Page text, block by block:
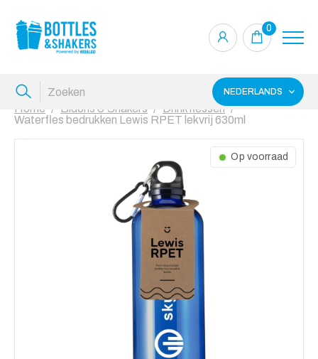
0
NEDERLANDS
Home Bidons & Shakers
Drinkflessen
Waterfles bedrukken Lewis RPET lekvrij 630ml
Op voorraad